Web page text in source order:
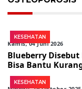
KESEHATAN
Kamis, 04 Juni 2026
Blueberry
Bisa Bantu
KESEHATAN